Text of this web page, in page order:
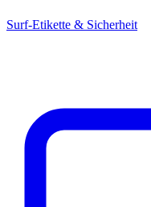
Surf-Etikette & Sicherheit